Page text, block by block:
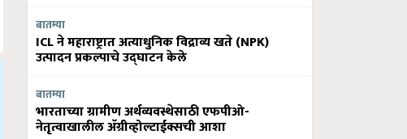
बातम्या
ICL ने महाराष्ट्रात अत्याधुनिक विद्राव्य खते (NPK)
उत्पादन प्रकल्पाचे उद्घाटन केले
बातम्या
भारताच्या ग्रामीण अर्थव्यवस्थेसाठी एफपीओ-
नेतृत्वाखालील अ‍ॅग्रीव्होल्टाईक्सची आशा